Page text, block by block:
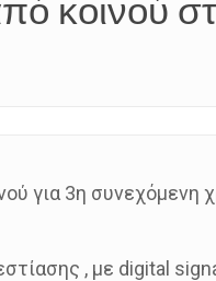
κοινού
για 3η συνεχόμενη
, με digital